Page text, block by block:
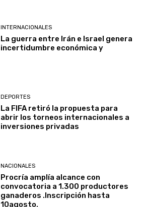
INTERNACIONALES
La guerra entre Irán e Israel genera
incertidumbre económica y
DEPORTES
La FIFA retiró la propuesta para
abrir los torneos internacionales a
inversiones privadas
NACIONALES
Procría amplía alcance con
convocatoria a 1.300 productores
ganaderos .Inscripción hasta
10agosto.